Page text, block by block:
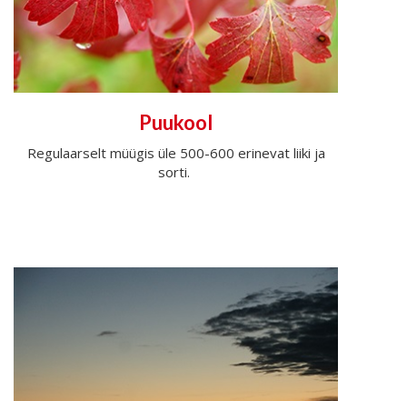
Puukool
Regulaarselt müügis üle 500-600 erinevat liiki ja
sorti.